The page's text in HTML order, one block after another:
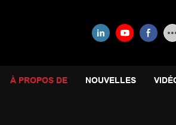
À PROPOS DE NOUVELLES